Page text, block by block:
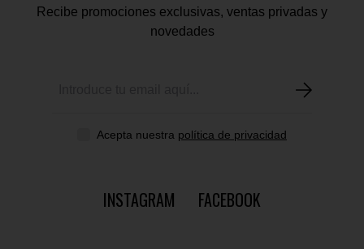
Recibe promociones exclusivas, ventas privadas y
novedades
Acepta nuestra política de privacidad
INSTAGRAM FACEBOOK